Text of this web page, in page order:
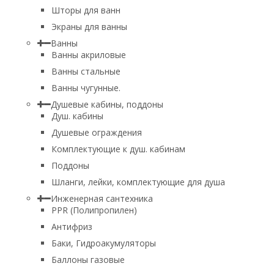
Шторы для ванн
Экраны для ванны
Ванны
Ванны акриловые
Ванны стальные
Ванны чугунные.
Душевые кабины, поддоны
Душ. кабины
Душевые ограждения
Комплектующие к душ. кабинам
Поддоны
Шланги, лейки, комплектующие для душа
Инженерная сантехника
PPR (Полипропилен)
Антифриз
Баки, Гидроакумуляторы
Баллоны газовые